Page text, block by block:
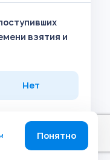
взятия и
Нет
Понятно